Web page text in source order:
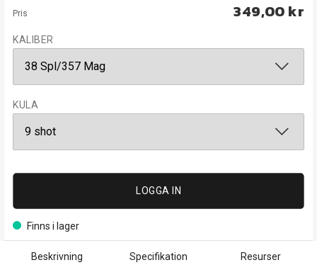
Pris 349,00 kr
KALIBER
KULA
LOGGA IN
Finns i lager
Beskrivning Specifikation Resurser